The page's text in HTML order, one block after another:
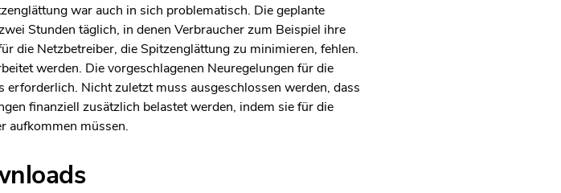
war auch in sich problematisch. Die geplante
Stunden täglich, in denen Verbraucher zum Beispiel ihre
die Netzbetreiber, die Spitzenglättung zu minimieren, fehlen.
werden. Die vorgeschlagenen Neuregelungen für die
Nicht zuletzt muss ausgeschlossen werden, dass
finanziell zusätzlich belastet werden, indem sie für die
aufkommen müssen.